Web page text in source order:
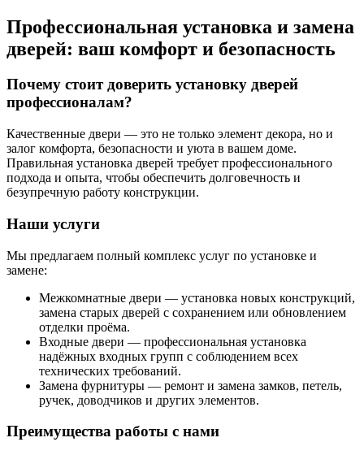
Профессиональная установка и замена
дверей: ваш комфорт и безопасность
Почему стоит доверить установку дверей
профессионалам?
Качественные двери — это не только элемент декора, но и
залог комфорта, безопасности и уюта в вашем доме.
Правильная установка дверей требует профессионального
подхода и опыта, чтобы обеспечить долговечность и
безупречную работу конструкции.
Наши услуги
Мы предлагаем полный комплекс услуг по установке и
замене:
Межкомнатные двери — установка новых конструкций,
замена старых дверей с сохранением или обновлением
отделки проёма.
Входные двери — профессиональная установка
надёжных входных групп с соблюдением всех
технических требований.
Замена фурнитуры — ремонт и замена замков, петель,
ручек, доводчиков и других элементов.
Преимущества работы с нами